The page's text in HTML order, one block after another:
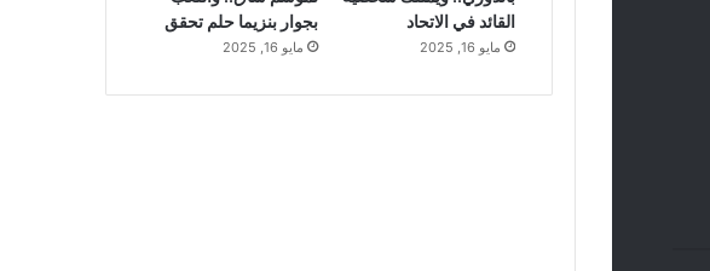
القائد في الاتحاد
مايو 16, 2025
بجوار بنزيما حلم تحقق
مايو 16, 2025